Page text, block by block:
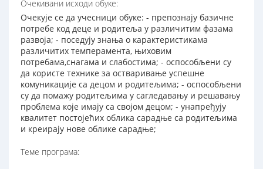
Очекивани исходи обуке:
Очекује се да учесници обуке: - препознају базичне
потребе код деце и родитеља у различитим фазама
развоја; - поседују знања о карактеристикама
различитих темперамента, њиховим
потребама,снагама и слабостима; - оспособљени су
да користе технике за остваривање успешне
комуникације са децом и родитељима; - оспособљени
су да помажу родитељима у сагледавању и решавању
проблема које имају са својом децом; - унапређују
квалитет постојећих облика сарадње са родитељима
и креирају нове облике сарадње;
Теме програма: